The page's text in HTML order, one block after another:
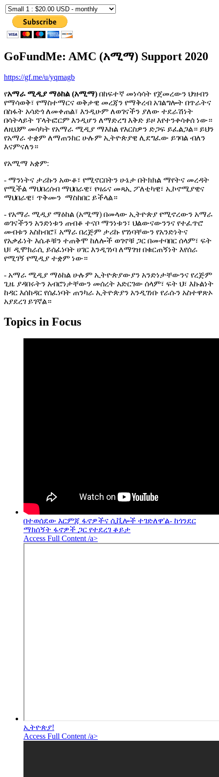
GoFundMe: AMC (አሚማ) Support 2020
https://gf.me/u/yqmagb
የአማራ ሚዲያ ማዕከል (አሚማ) በከፍተኛ መነሳሳት የጀመረውን ህዝብን
የማሳወቅ፣ የማስተማርና ወቅታዊ መረጃን የማቅረብ አገልግሎት በጥራትና
በስፋት አሳድጎ ለመቀጠል፣ እንዲሁም ለወገናችን ያለው ተደራሽነት
በሳትላይት ፕላትፎርም እንዲሆን ለማድረግ እቅድ ይዞ እየተንቀሳቀሰ ነው።
ለዚህም መሳካት የአማራ ሚዲያ ማእከል የእርስዎን ድጋፍ ይፈልጋል። ይህን
የአማራ ተቋም ለማጠንከር ሁሉም ኢትዮጵያዊ ሊደግፈው ይገባል ብለን
እናምናለን።
የአሚማ አቋም:
- ማንነትና ታሪኩን አውቆ፣ የሚኖርበትን ሁኔታ በትክክል ማየትና መረዳት
የሚችል ማህበረሰብ ማህበራዊ፣ የዛሬና መጻኢ ፖለቲካዊ፣ ኢኮኖሚያዊና
ማህበራዊ፣ ጥቅሙን ማስከበር ይችላል።
- የአማራ ሚዲያ ማዕከል (አሚማ) በመላው ኢትዮጵያ የሚኖረውን አማራ
ወገናችንን አንድነቱን ጠብቆ ተናቦ ማንነቱን፣ ህልውናውንንና የተፈጥሮ
መብቱን አስከብሮ፤ አማራ በረጅም ታሪኩ የገነባቸውን የአንድነትና
የአቃፊነት እሴቶቹን ተጠቅሞ ከለሎች ወገኖቹ ጋር በመተባበር ሰላም፣ ፍት
ህ፣ ዲሞክራሲ ይሰፈነባት ሀገር እንዲገነባ ለማገዝ በቁርጠኝነት እየሰራ
የሚገኝ የሚዲያ ተቋም ነው።
- አማራ ሚዲያ ማዕከል ሁሉም ኢትዮጵያውያን አንድነታቸውንና የረጅም
ጊዜ ያዳበሩትን አብሮነታቸውን መሰረት አድርገው ሰላም፣ ፍት ህ፣ እኩልነት
ከዳር እሰከዳር የሰፈነባት ጠንካራ ኢትዮጵያን አንዲገነቡ የራሱን አስተዋጽኦ
አያደረገ ይገኛል።
Topics in Focus
በተወሰደው እርምጃ ፋኖዎችና ሲቪሎች ተገድለዋ'ል- ከጎንደር
ማክሰኝት ፋኖዎች ጋር የተደረገ ቆይታ
Access Full Content /a>
ኢትዮጵያ!
Access Full Content /a>